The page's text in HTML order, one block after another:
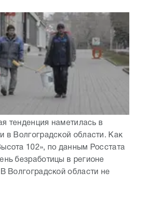
тенденция наметилась в
в Волгоградской области. Как
102», по данным Росстата
безработицы в регионе
Волгоградской области не